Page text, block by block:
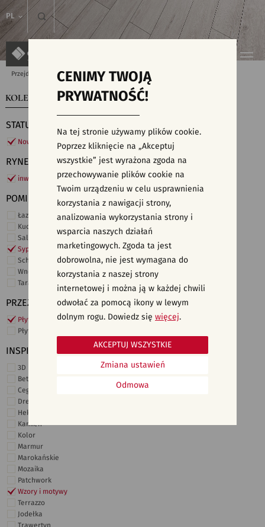
PL
Przejdź do strony głównej Kolekcje
KOLEKCJE WYSZUKIWARKA PŁYTEK
STATUS
Nowości
RYNEK
inwestycje
POMIESZCZENIE
Łazienka
Kuchnia
Salon i hol
Sypialnia
Schody
Wnętrza komercyjne
Taras i ogród
PRZEZNACZENIE
Płytki ścienne
Płytki podłogowe
INSPIRACJE
3D i struktury
Beton
Cegiełki
Drewno
Heksagonalne
Kamień
Kolor
Marmur
Marokańskie
Mozaika
Patchwork
Wzory i motywy
Terrazzo
Jodełka
Trawertyn
CENIMY TWOJĄ
PRYWATNOŚĆ!
Na tej stronie używamy plików cookie.
Poprzez kliknięcie na „Akceptuj
wszystkie” jest wyrażona zgoda na
przechowywanie plików cookie na
Twoim urządzeniu w celu usprawnienia
korzystania z nawigacji strony,
analizowania wykorzystania strony i
wsparcia naszych działań
marketingowych. Zgoda ta jest
dobrowolna, nie jest wymagana do
korzystania z naszej strony
internetowej i można ją w każdej chwili
odwołać za pomocą ikony w lewym
dolnym rogu. Dowiedz się więcej.
Odmowa
Zmiana ustawień
AKCEPTUJ WSZYSTKIE